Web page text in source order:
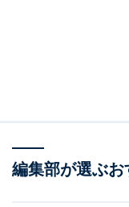
編集部が選ぶお